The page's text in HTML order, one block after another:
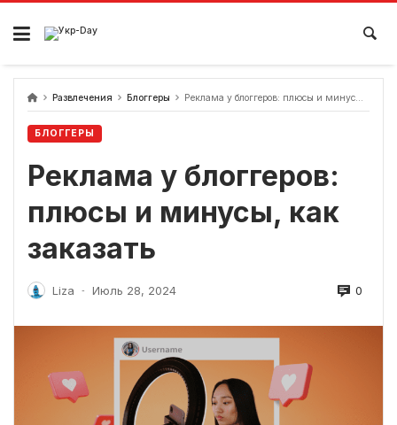
перейти
содержанию
Развлечения Блоггеры Реклама у блоггеров: плюсы и минусы, как заказать
БЛОГГЕРЫ
Реклама у блоггеров:
плюсы и минусы, как
заказать
Liza - Июль 28, 2024 0